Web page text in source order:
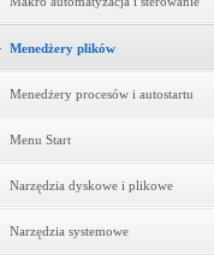
Menedżery plików
Menedżery procesów i autostartu
Menu Start
Narzędzia dyskowe i plikowe
Narzędzia systemowe